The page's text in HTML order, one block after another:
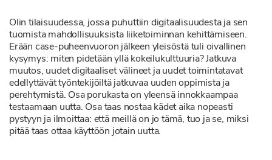
Olin tilaisuudessa, jossa puhuttiin digitaalisuudesta ja sen
tuomista mahdollisuuksista liiketoiminnan kehittämiseen.
Erään case-puheenvuoron jälkeen yleisöstä tuli oivallinen
kysymys: miten pidetään yllä kokeilukulttuuria? Jatkuva
muutos, uudet digitaaliset välineet ja uudet toimintatavat
edellyttävät työntekijöiltä jatkuvaa uuden oppimista ja
perehtymistä. Osa porukasta on yleensä innokkaampaa
testaamaan uutta. Osa taas nostaa kädet aika nopeasti
pystyyn ja ilmoittaa: että meillä on jo tämä, tuo ja se, miksi
pitää taas ottaa käyttöön jotain uutta.